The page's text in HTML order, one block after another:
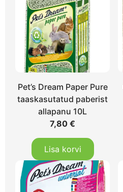
Pet’s Dream Paper Pure
taaskasutatud paberist
allapanu 10L
7,80€
Lisa korvi